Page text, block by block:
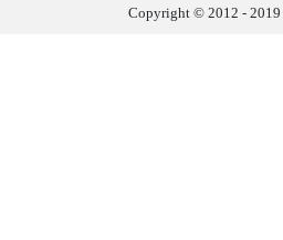
Copyright © 2012 - 2019